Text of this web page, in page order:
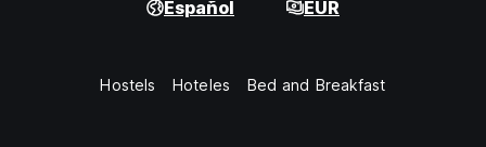
Español EUR
Hostels Hoteles Bed and Breakfast